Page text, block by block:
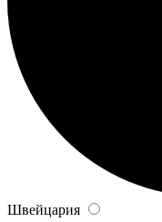
Швейцария